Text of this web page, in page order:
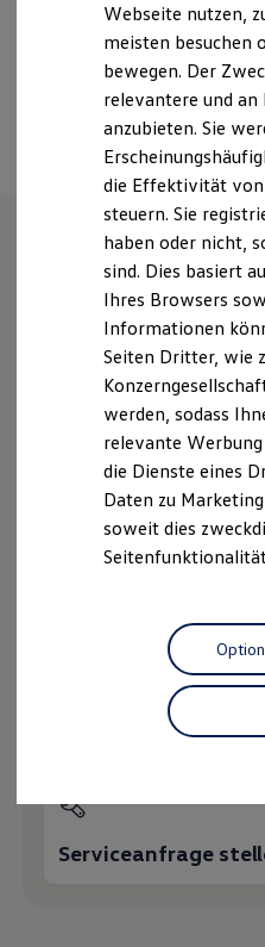
Laden
Laden
Laden Zuhause
Ladestationen
Batterie
Sicherheit
Garantie und
Nachhaltigkeit
Technologie
Kosten und Kauf
Kaufoptionen
E-Auto-
Software und
ID. Software
Digitale Extras
Schnittstellen
Hybridautos
Marke und Erlebnis
Volkswagen R und
R-Modelle
Driving Experience
Volkswagen
Lifestyle Shop
T-Roc
Golf Kollektion
ID. Kollektion
Volkswagen
R-Kollektion
myVolkswagen
Unsere
Überblick
Gebrauchtwagen
Service
Wie
Servicetermin
Serviceanfrage
Webseite nutzen,
meisten besuchen
bewegen. Der
relevantere und
anzubieten. Sie
die Effektivität von
steuern. Sie
haben oder nicht,
sind. Dies basiert
Ihres Browsers
Informationen
Seiten Dritter, wie
werden, sodass
relevante
die Dienste eines
Daten zu
soweit dies